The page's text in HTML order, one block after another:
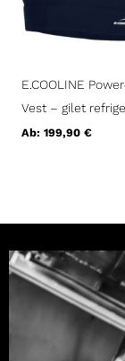
E.COOLINE
Vest – gilet
Ab:199,90€